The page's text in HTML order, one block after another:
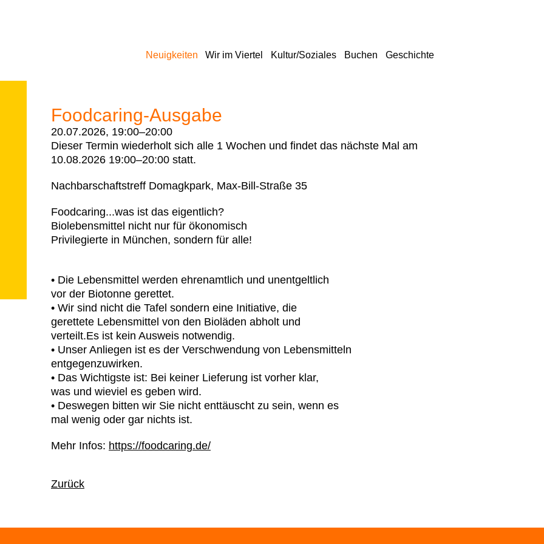
Neuigkeiten Wir im Viertel Kultur/Soziales Buchen Geschichte
Foodcaring-Ausgabe
20.07.2026, 19:00–20:00
Dieser Termin wiederholt sich alle 1 Wochen und findet das nächste Mal am
10.08.2026 19:00–20:00statt.
Nachbarschaftstreff Domagkpark, Max-Bill-Straße 35
Foodcaring...was ist das eigentlich?
Biolebensmittel nicht nur für ökonomisch
Privilegierte in München, sondern für alle!
• Die Lebensmittel werden ehrenamtlich und unentgeltlich
vor der Biotonne gerettet.
• Wir sind nicht die Tafel sondern eine Initiative, die
gerettete Lebensmittel von den Bioläden abholt und
verteilt.Es ist kein Ausweis notwendig.
• Unser Anliegen ist es der Verschwendung von Lebensmitteln
entgegenzuwirken.
• Das Wichtigste ist: Bei keiner Lieferung ist vorher klar,
was und wieviel es geben wird.
• Deswegen bitten wir Sie nicht enttäuscht zu sein, wenn es
mal wenig oder gar nichts ist.
Mehr Infos: https://foodcaring.de/
Zurück